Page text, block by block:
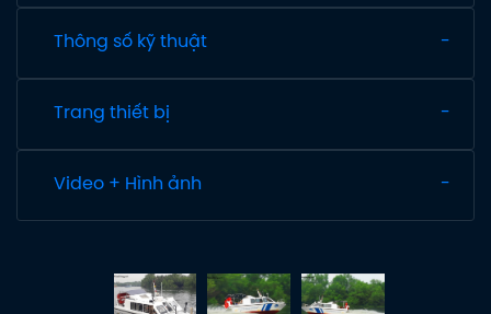
Thông số kỹ thuật
Trang thiết bị
Video + Hình ảnh